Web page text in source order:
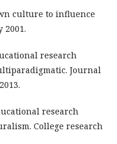
culture to influence
2001.
research
Journal
research
College research